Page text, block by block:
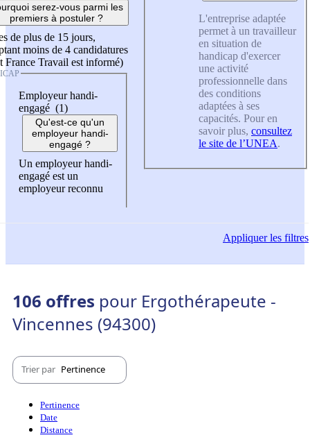
serez-vous parmi les
premiers à postuler ?
de plus de 15 jours,
moins de 4 candidatures
France Travail est informé)
Employeur handi-
engagé (1)
Qu'est-ce qu'un
employeur handi-
engagé ?
Un employeur handi-
engagé est un
employeur reconnu
L'entreprise adaptée
permet à un travailleur
en situation de
handicap d'exercer
une activité
professionnelle dans
des conditions
adaptées à ses
capacités. Pour en
savoir plus, consultez
le site de l’UNEA.
Appliquerles filtres
106 offres pour Ergothérapeute -
Vincennes (94300)
Trier par Pertinence
Pertinence
Date
Distance